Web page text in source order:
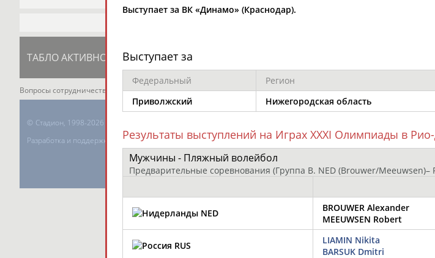
ТАБЛО АКТИВНОСТИ ЦЕЛИ ПРОЕКТА
Вопросы сотрудничества и совместной деятельностиinform@infosport.ru
© Стадион, 1998-2026
Разработка и поддержка ООО НАИТ «Стадион»
Выступает за ВК «Динамо» (Краснодар).
Выступает за
Федеральный Регион
Приволжский
Нижегородская область
Результаты выступлений на Играх XXXI Олимпиады в
Мужчины - Пляжный волейбол
Предварительные соревнования (Группа В. NED (Brouwer/Meeuwsen)–
NED
BROUWER Alexander
MEEUWSEN Robert
RUS
LIAMIN Nikita
BARSUK Dmitri